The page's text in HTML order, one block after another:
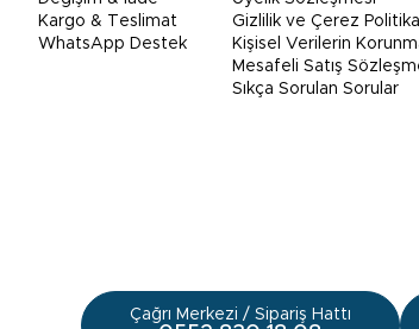
Kargo & Teslimat
WhatsApp Destek
Gizlilik ve Çerez
Kişisel Verilerin
Mesafeli Satış
Sıkça Sorulan Sorular
Çağrı Merkezi / Sipariş Hattı